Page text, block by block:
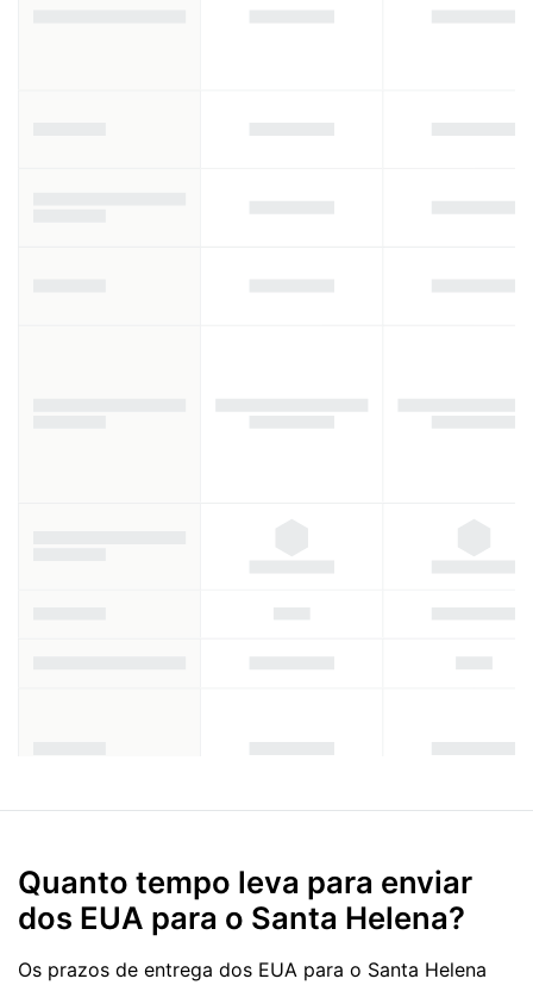
Quanto tempo leva para enviar
dos EUA para o Santa Helena?
Os prazos de entrega dos EUA para o Santa Helena